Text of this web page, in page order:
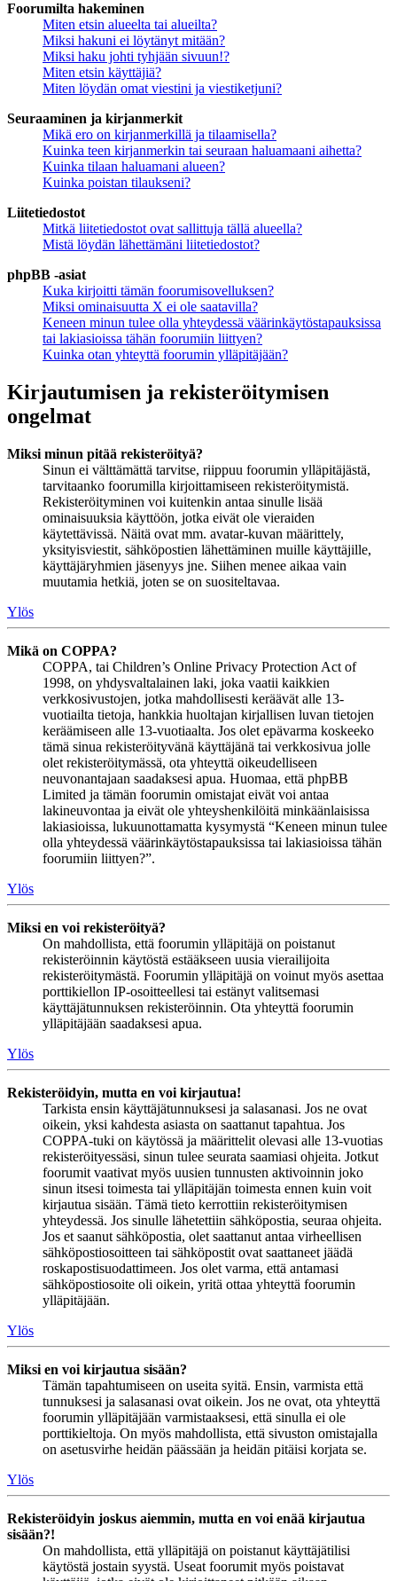
Foorumilta hakeminen
Miten etsin alueelta tai alueilta?
Miksi hakuni ei löytänyt mitään?
Miksi haku johti tyhjään sivuun!?
Miten etsin käyttäjiä?
Miten löydän omat viestini ja viestiketjuni?
Seuraaminen ja kirjanmerkit
Mikä ero on kirjanmerkillä ja tilaamisella?
Kuinka teen kirjanmerkin tai seuraan haluamaani aihetta?
Kuinka tilaan haluamani alueen?
Kuinka poistan tilaukseni?
Liitetiedostot
Mitkä liitetiedostot ovat sallittuja tällä alueella?
Mistä löydän lähettämäni liitetiedostot?
phpBB -asiat
Kuka kirjoitti tämän foorumisovelluksen?
Miksi ominaisuutta X ei ole saatavilla?
Keneen minun tulee olla yhteydessä väärinkäytöstapauksissa
tai lakiasioissa tähän foorumiin liittyen?
Kuinka otan yhteyttä foorumin ylläpitäjään?
Kirjautumisen ja rekisteröitymisen
ongelmat
Miksi minun pitää rekisteröityä?
Sinun ei välttämättä tarvitse, riippuu foorumin ylläpitäjästä,
tarvitaanko foorumilla kirjoittamiseen rekisteröitymistä.
Rekisteröityminen voi kuitenkin antaa sinulle lisää
ominaisuuksia käyttöön, jotka eivät ole vieraiden
käytettävissä. Näitä ovat mm. avatar-kuvan määrittely,
yksityisviestit, sähköpostien lähettäminen muille käyttäjille,
käyttäjäryhmien jäsenyys jne. Siihen menee aikaa vain
muutamia hetkiä, joten se on suositeltavaa.
Ylös
Mikä on COPPA?
COPPA, tai Children’s Online Privacy Protection Act of
1998, on yhdysvaltalainen laki, joka vaatii kaikkien
verkkosivustojen, jotka mahdollisesti keräävät alle 13-
vuotiailta tietoja, hankkia huoltajan kirjallisen luvan tietojen
keräämiseen alle 13-vuotiaalta. Jos olet epävarma koskeeko
tämä sinua rekisteröityvänä käyttäjänä tai verkkosivua jolle
olet rekisteröitymässä, ota yhteyttä oikeudelliseen
neuvonantajaan saadaksesi apua. Huomaa, että phpBB
Limited ja tämän foorumin omistajat eivät voi antaa
lakineuvontaa ja eivät ole yhteyshenkilöitä minkäänlaisissa
lakiasioissa, lukuunottamatta kysymystä “Keneen minun tulee
olla yhteydessä väärinkäytöstapauksissa tai lakiasioissa tähän
foorumiin liittyen?”.
Ylös
Miksi en voi rekisteröityä?
On mahdollista, että foorumin ylläpitäjä on poistanut
rekisteröinnin käytöstä estääkseen uusia vierailijoita
rekisteröitymästä. Foorumin ylläpitäjä on voinut myös asettaa
porttikiellon IP-osoitteellesi tai estänyt valitsemasi
käyttäjätunnuksen rekisteröinnin. Ota yhteyttä foorumin
ylläpitäjään saadaksesi apua.
Ylös
Rekisteröidyin, mutta en voi kirjautua!
Tarkista ensin käyttäjätunnuksesi ja salasanasi. Jos ne ovat
oikein, yksi kahdesta asiasta on saattanut tapahtua. Jos
COPPA-tuki on käytössä ja määrittelit olevasi alle 13-vuotias
rekisteröityessäsi, sinun tulee seurata saamiasi ohjeita. Jotkut
foorumit vaativat myös uusien tunnusten aktivoinnin joko
sinun itsesi toimesta tai ylläpitäjän toimesta ennen kuin voit
kirjautua sisään. Tämä tieto kerrottiin rekisteröitymisen
yhteydessä. Jos sinulle lähetettiin sähköpostia, seuraa ohjeita.
Jos et saanut sähköpostia, olet saattanut antaa virheellisen
sähköpostiosoitteen tai sähköpostit ovat saattaneet jäädä
roskapostisuodattimeen. Jos olet varma, että antamasi
sähköpostiosoite oli oikein, yritä ottaa yhteyttä foorumin
ylläpitäjään.
Ylös
Miksi en voi kirjautua sisään?
Tämän tapahtumiseen on useita syitä. Ensin, varmista että
tunnuksesi ja salasanasi ovat oikein. Jos ne ovat, ota yhteyttä
foorumin ylläpitäjään varmistaaksesi, että sinulla ei ole
porttikieltoja. On myös mahdollista, että sivuston omistajalla
on asetusvirhe heidän päässään ja heidän pitäisi korjata se.
Ylös
Rekisteröidyin joskus aiemmin, mutta en voi enää kirjautua
sisään?!
On mahdollista, että ylläpitäjä on poistanut käyttäjätilisi
käytöstä jostain syystä. Useat foorumit myös poistavat